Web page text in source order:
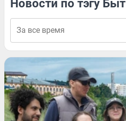
Новости по тэгу Быт